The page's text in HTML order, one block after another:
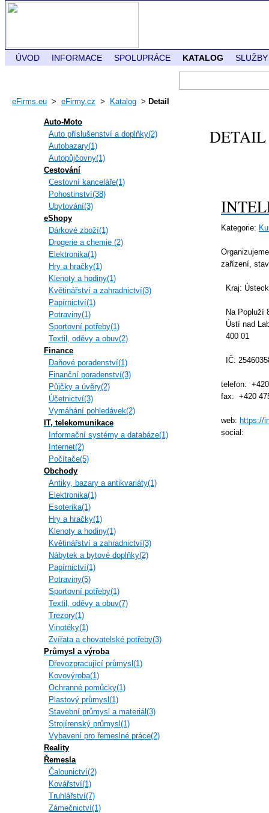
ÚVOD INFORMACE SPOLUPRÁCE KATALOG SLUŽBY
eFirms.eu > eFirmy.cz > Katalog > Detail
Auto-Moto
Auto příslušenství a doplňky(2)
Autobazary(1)
Autopůjčovny(1)
Cestování
Cestovní kanceláře(1)
Pohostinství(38)
Ubytování(3)
eShopy
Dárkové zboží(1)
Drogerie a chemie (2)
Elektronika(1)
Hry a hračky(1)
Klenoty a hodiny(1)
Květinářství a zahradnictví(3)
Papírnictví(1)
Potraviny(1)
Sportovní potřeby(1)
Textil, oděvy a obuv(2)
Finance
Daňové poradenství(1)
Finanční poradenství(3)
Půjčky a úvěry(2)
Účetnictví(3)
Vymáhání pohledávek(2)
IT, telekomunikace
Informační systémy a databáze(1)
Internet(2)
Počítače(5)
Obchody
Antiky, bazary a antikvariáty(1)
Elektronika(1)
Esoterika(1)
Hry a hračky(1)
Klenoty a hodiny(1)
Květinářství a zahradnictví(3)
Nábytek a bytové doplňky(2)
Papírnictví(1)
Potraviny(5)
Sportovní potřeby(1)
Textil, oděvy a obuv(7)
Trezory(1)
Vinotéky(1)
Zvířata a chovatelské potřeby(3)
Průmysl a výroba
Dřevozpracující průmysl(1)
Kovovýroba(1)
Ochranné pomůcky(1)
Plastový průmysl(1)
Stavební průmysl a materiál(3)
Strojírenský průmysl(1)
Vybavení pro řemeslné práce(2)
Reality
Řemesla
Čalounictví(2)
Kovářství(1)
Truhlářství(7)
Zámečnictví(1)
Kategorie:
zařízení,
Kraj:
Na Popluží
Ústí­ nad
400 01
IČ:
telefon:
fax: +420
web: https://
social: